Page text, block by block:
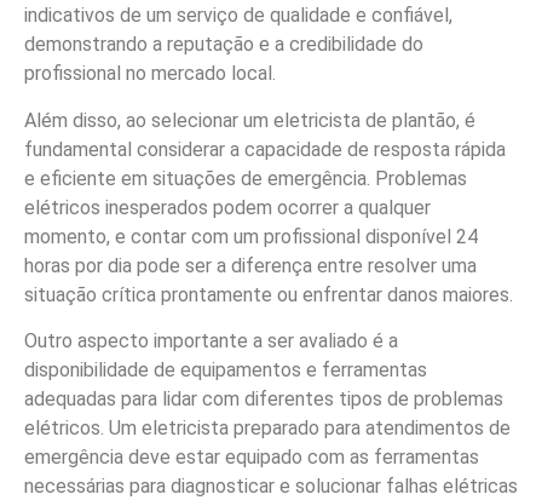
indicativos de um serviço de qualidade e confiável,
demonstrando a reputação e a credibilidade do
profissional no mercado local.
Além disso, ao selecionar um eletricista de plantão, é
fundamental considerar a capacidade de resposta rápida
e eficiente em situações de emergência. Problemas
elétricos inesperados podem ocorrer a qualquer
momento, e contar com um profissional disponível 24
horas por dia pode ser a diferença entre resolver uma
situação crítica prontamente ou enfrentar danos maiores.
Outro aspecto importante a ser avaliado é a
disponibilidade de equipamentos e ferramentas
adequadas para lidar com diferentes tipos de problemas
elétricos. Um eletricista preparado para atendimentos de
emergência deve estar equipado com as ferramentas
necessárias para diagnosticar e solucionar falhas elétricas